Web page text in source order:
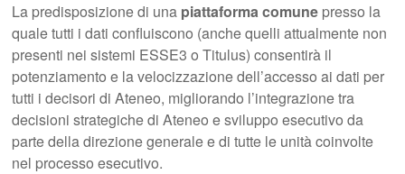
La predisposizione di una piattaforma comune presso la
quale tutti i dati confluiscono (anche quelli attualmente non
presenti nei sistemi ESSE3 o Titulus) consentirà il
potenziamento e la velocizzazione dell’accesso ai dati per
tutti i decisori di Ateneo, migliorando l’integrazione tra
decisioni strategiche di Ateneo e sviluppo esecutivo da
parte della direzione generale e di tutte le unità coinvolte
nel processo esecutivo.